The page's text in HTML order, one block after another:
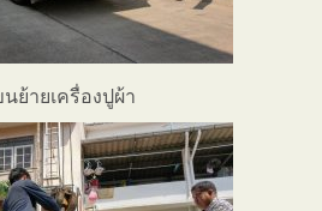
ย้ายเครื่องปูผ้า